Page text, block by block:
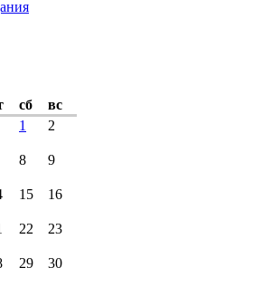
сб
вс
1
2
8 9
15 16
22 23
29 30